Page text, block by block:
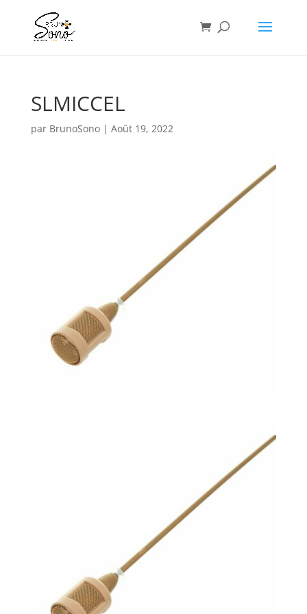
SLMICCEL
par BrunoSono| Août 19, 2022